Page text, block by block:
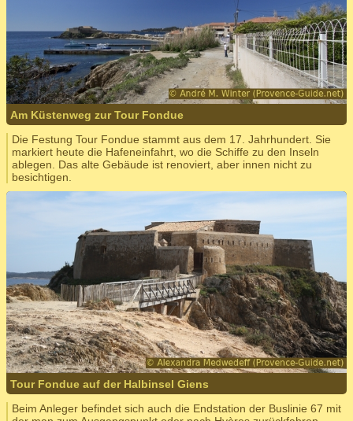
Am Küstenweg zur Tour Fondue
Die Festung Tour Fondue stammt aus dem 17. Jahrhundert. Sie
markiert heute die Hafeneinfahrt, wo die Schiffe zu den Inseln
ablegen. Das alte Gebäude ist renoviert, aber innen nicht zu
besichtigen.
Tour Fondue auf der Halbinsel Giens
Beim Anleger befindet sich auch die Endstation der Buslinie 67 mit